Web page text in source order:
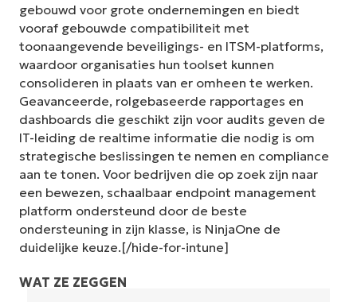
gebouwd voor grote ondernemingen en biedt
vooraf gebouwde compatibiliteit met
toonaangevende beveiligings- en ITSM-platforms,
waardoor organisaties hun toolset kunnen
consolideren in plaats van er omheen te werken.
Geavanceerde, rolgebaseerde rapportages en
dashboards die geschikt zijn voor audits geven de
IT-leiding de realtime informatie die nodig is om
strategische beslissingen te nemen en compliance
aan te tonen. Voor bedrijven die op zoek zijn naar
een bewezen, schaalbaar endpoint management
platform ondersteund door de beste
ondersteuning in zijn klasse, is NinjaOne de
duidelijke keuze.[/hide-for-intune]
WAT ZE ZEGGEN